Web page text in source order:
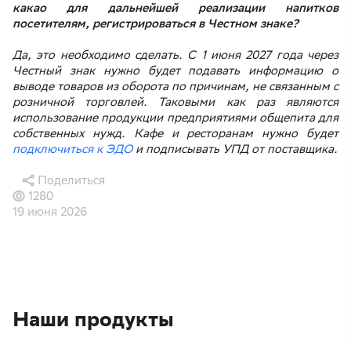
какао для дальнейшей реализации напитков
посетителям, регистрироваться в Честном знаке?
Да, это необходимо сделать. С 1 июня 2027 года через
Честный знак нужно будет подавать информацию о
выводе товаров из оборота по причинам, не связанным с
розничной торговлей. Таковыми как раз являются
использование продукции предприятиями общепита для
собственных нужд. Кафе и ресторанам нужно будет
подключиться к ЭДОи подписывать УПД от поставщика.
19 июня 2026
1280
Поделиться
Наши продукты